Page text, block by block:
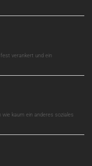
verankert und ein
kaum ein anderes soziales